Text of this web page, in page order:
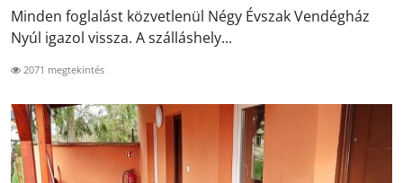
Minden foglalást közvetlenül Négy Évszak Vendégház
Nyúl igazol vissza. A szálláshely...
2071 megtekintés